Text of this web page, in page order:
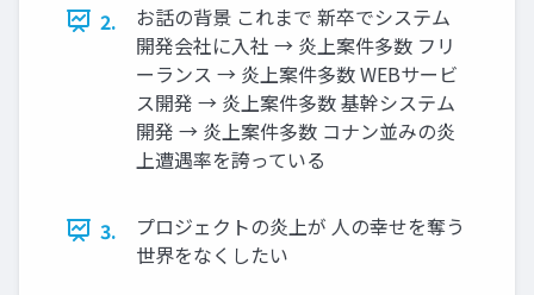
2.
お話の背景 これまで 新卒でシステム
開発会社に入社 → 炎上案件多数 フリ
ーランス → 炎上案件多数 WEBサービ
ス開発 → 炎上案件多数 基幹システム
開発 → 炎上案件多数 コナン並みの炎
上遭遇率を誇っている
3.
プロジェクトの炎上が 人の幸せを奪う
世界をなくしたい